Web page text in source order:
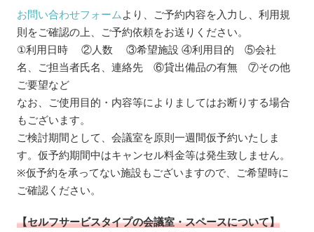
お問い合わせフォーム より、ご予約内容を入力し、利用規
則をご確認の上、ご予約依頼をお送りください。
①利用日時 ②人数 ③希望施設 ④利用目的 ⑤会社
名、ご担当者氏名、連絡先 ⑥貸出備品の有無 ⑦その他
ご要望など
なお、ご使用目的・内容等によりましてはお断りする場合
もございます。
ご検討期間として、会議室を原則一週間仮予約いたしま
す。仮予約期間中はキャンセル料金等は発生致しません。
※仮予約を承ってない施設もございますので、ご希望時に
ご確認ください。
【セルフサービスタイプの会議室・スペースについて】